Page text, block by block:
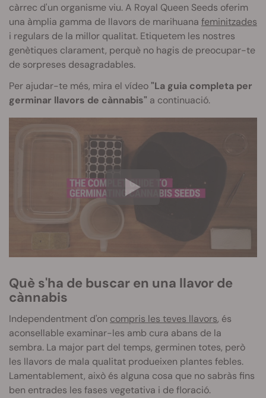
càrrec d'un organisme viu. A Royal Queen Seeds oferim
una àmplia gamma de llavors de marihuana feminitzades
i regulars de la millor qualitat. Etiquetem les nostres
genètiques clarament, perquè no hagis de preocupar-te
de sorpreses desagradables.
Per ajudar-te més, mira el vídeo"La guia completa per
germinar llavors de cànnabis" a continuació.
Què s'ha de buscar en una llavor de
cànnabis
Independentment d'on compris les teves llavors, és
aconsellable examinar-les amb cura abans de la
sembra. La major part del temps, germinen totes, però
les llavors de mala qualitat produeixen plantes febles.
Lamentablement, això és alguna cosa que no sabràs fins
ben entrades les fases vegetativa i de floració.